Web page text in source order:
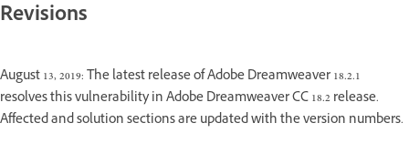
Revisions
August 13, 2019: The latest release of Adobe Dreamweaver 18.2.1
resolves this vulnerability in Adobe Dreamweaver CC 18.2 release.
Affected and solution sections are updated with the version numbers.